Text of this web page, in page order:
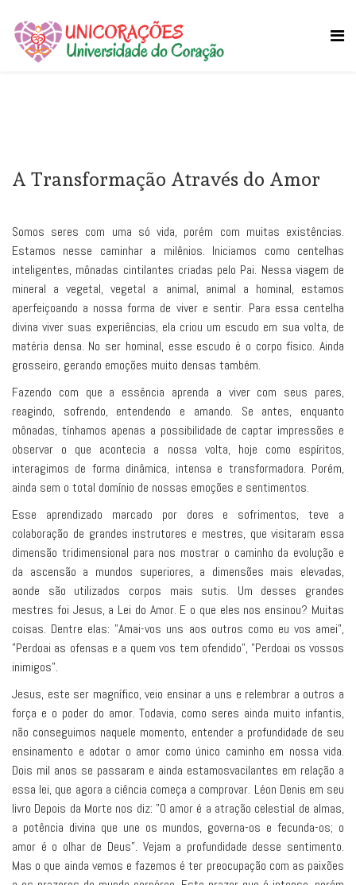
A Transformação Através do Amor
Somos seres com uma só vida, porém com muitas existências.
Estamos nesse caminhar a milênios. Iniciamos como centelhas
inteligentes, mônadas cintilantes criadas pelo Pai. Nessa viagem de
mineral a vegetal, vegetal a animal, animal a hominal, estamos
aperfeiçoando a nossa forma de viver e sentir. Para essa centelha
divina viver suas experiências, ela criou um escudo em sua volta, de
matéria densa. No ser hominal, esse escudo é o corpo físico. Ainda
grosseiro, gerando emoções muito densas também.
Fazendo com que a essência aprenda a viver com seus pares,
reagindo, sofrendo, entendendo e amando. Se antes, enquanto
mônadas, tínhamos apenas a possibilidade de captar impressões e
observar o que acontecia a nossa volta, hoje como espíritos,
interagimos de forma dinâmica, intensa e transformadora. Porém,
ainda sem o total domínio de nossas emoções e sentimentos.
Esse aprendizado marcado por dores e sofrimentos, teve a
colaboração de grandes instrutores e mestres, que visitaram essa
dimensão tridimensional para nos mostrar o caminho da evolução e
da ascensão a mundos superiores, a dimensões mais elevadas,
aonde são utilizados corpos mais sutis. Um desses grandes
mestres foi Jesus, a Lei do Amor. E o que eles nos ensinou? Muitas
coisas. Dentre elas: "Amai-vos uns aos outros como eu vos amei",
"Perdoai as ofensas e a quem vos tem ofendido", "Perdoai os vossos
inimigos".
Jesus, este ser magnífico, veio ensinar a uns e relembrar a outros a
força e o poder do amor. Todavia, como seres ainda muito infantis,
não conseguimos naquele momento, entender a profundidade de seu
ensinamento e adotar o amor como único caminho em nossa vida.
Dois mil anos se passaram e ainda estamosvacilantes em relação a
essa lei, que agora a ciência começa a comprovar. Léon Denis em seu
livro Depois da Morte nos diz: "O amor é a atração celestial de almas,
a potência divina que une os mundos, governa-os e fecunda-os; o
amor é o olhar de Deus". Vejam a profundidade desse sentimento.
Mas o que ainda vemos e fazemos é ter preocupação com as paixões